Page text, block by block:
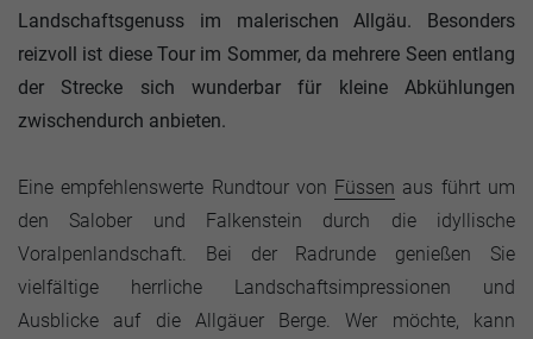
Landschaftsgenuss im malerischen Allgäu. Besonders
reizvoll ist diese Tour im Sommer, da mehrere Seen entlang
der Strecke sich wunderbar für kleine Abkühlungen
zwischendurch anbieten.
Eine empfehlenswerte Rundtour von Füssen aus führt um
den Salober und Falkenstein durch die idyllische
Voralpenlandschaft. Bei der Radrunde genießen Sie
vielfältige herrliche Landschaftsimpressionen und
Ausblicke auf die Allgäuer Berge. Wer möchte, kann